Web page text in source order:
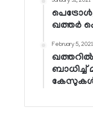
ഖത്തര്‍
February 5, 2021
ഖത്തറില്‍
ബാധിച്ച്